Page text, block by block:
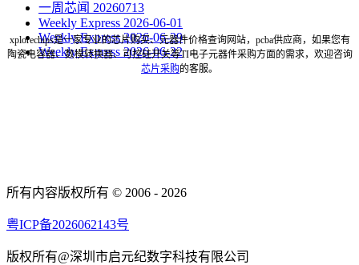
一周芯闻 20260713
Weekly Express 2026-06-01
Weekly Express 2026-06-29
Weekly Express 2026-06-22
xplorechips是一家专业的芯片购买、元器件价格查询网站，pcba供应商，如果您有
陶瓷电容器、数模转换器、可控硅开关等TI电子元器件采购方面的需求，欢迎咨询
芯片采购的客服。
所有内容版权所有 © 2006 - 2026
粤ICP备2026062143号
版权所有@深圳市启元纪数字科技有限公司